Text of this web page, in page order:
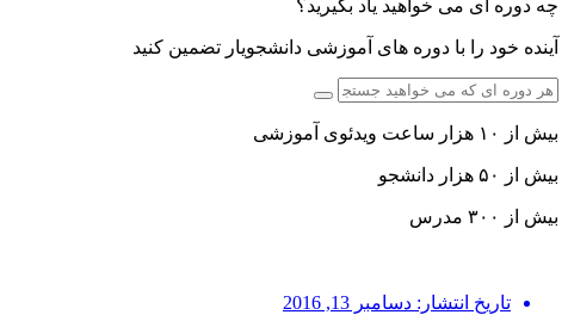
چه دوره ای می خواهید یاد بگیرید؟
آینده خود را با دوره های آموزشی دانشجویار تضمین کنید
بیش از ۱۰ هزار ساعت ویدئوی آموزشی
بیش از ۵۰ هزار دانشجو
بیش از ۳۰۰ مدرس
تاریخ انتشار: دسامبر 13, 2016